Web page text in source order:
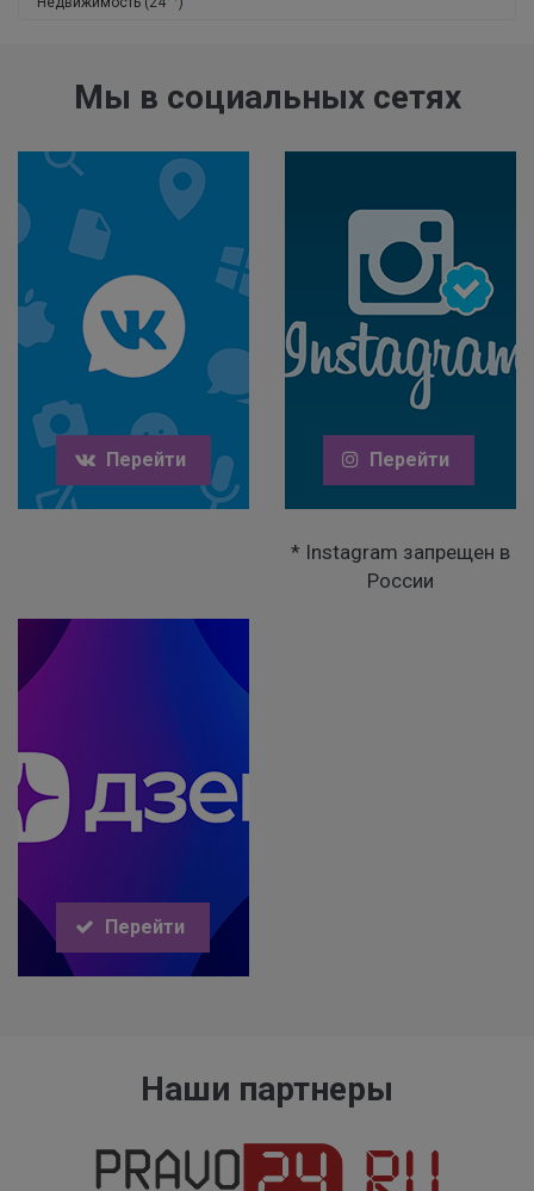
Мы в социальных сетях
Перейти Перейти
* Instagram запрещен в
России
Перейти
Наши партнеры